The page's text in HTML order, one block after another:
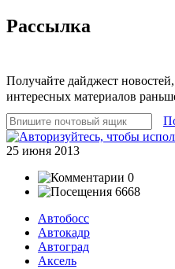
Рассылка
Получайте дайджест
интересных материалов
25 июня 2013
0
6668
Автобосс
Автокадр
Автоград
Аксель